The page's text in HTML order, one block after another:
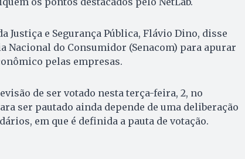
Justiça e Segurança Pública, Flávio Dino, disse
Nacional do Consumidor (Senacom) para apurar
pelas empresas.
de ser votado nesta terça-feira, 2, no
ser pautado ainda depende de uma deliberação
em que é definida a pauta de votação.